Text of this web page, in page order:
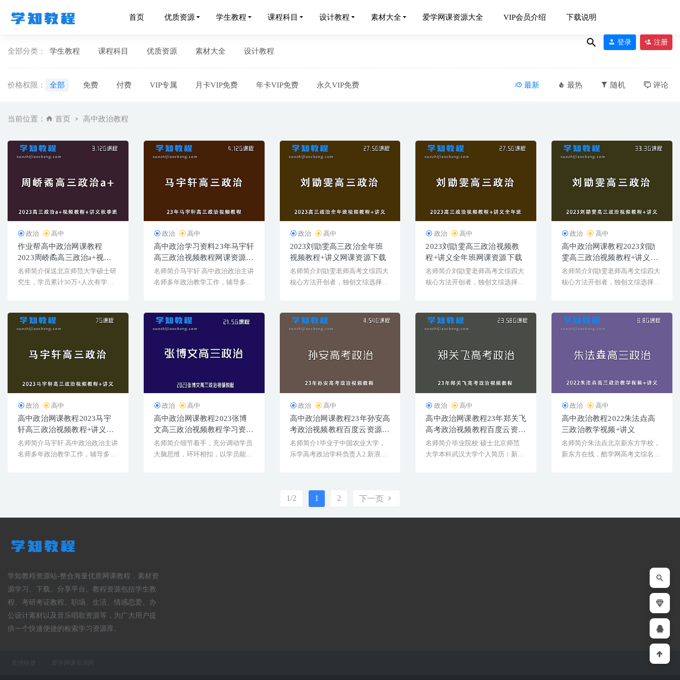
首页 优质资源 学生教程 课程科目 设计教程 素材大全 爱学网课资源大全 VIP会员介绍 下载说明
登录 注册
全部分类： 学生教程 课程科目 优质资源 素材大全 设计教程
价格权限： 全部 免费 付费 VIP专属 月卡VIP免费 年卡VIP免费 永久VIP免费 最新 最热 随机 评论
当前位置： 首页 高中政治教程
政治 高中
作业帮高中政治网课教程
2023周峤矞高三政治a+视频
教程+讲义秋季班
名师简介保送北京师范大学硕士研
究生，学员累计30万+人次有学员
政治 高中
高中政治学习资料23年马宇轩
高三政治视频教程网课资源下
载
名师简介马宇轩 高中政治政治主讲
名师多年政治教学工作，辅导多人
政治 高中
2023刘勖雯高三政治全年班
视频教程+讲义网课资源下载
名师简介刘勖雯老师高考文综四大
核心方法开创者，独创文综选择题
政治 高中
2023刘勖雯高三政治视频教
程+讲义全年班网课资源下载
名师简介刘勖雯老师高考文综四大
核心方法开创者，独创文综选择题
政治 高中
高中政治网课教程2023刘勖
雯高三政治视频教程+讲义学
习资料下载
名师简介刘勖雯老师高考文综四大
核心方法开创者，独创文综选择题
政治 高中
高中政治网课教程2023马宇
轩高三政治视频教程+讲义学
习资料下载
名师简介马宇轩 高中政治政治主讲
名师多年政治教学工作，辅导多人
政治 高中
高中政治网课教程2023张博
文高三政治视频教程学习资料
下载
名师简介细节着手，充分调动学员
大脑思维，环环相扣，以学员能运
政治 高中
高中政治网课教程23年孙安高
考政治视频教程百度云资源下
载
名师简介1毕业于中国农业大学，
乐学高考政治学科负责人2.新浪教
政治 高中
高中政治网课教程23年郑关飞
高考政治视频教程百度云资源
下载暑假班
名师简介毕业院校:硕士北京师范
大学本科武汉大学个人简历︰新东
政治 高中
高中政治教程2022朱法垚高
三政治教学视频+讲义
名师简介朱法垚北京新东方学校，
新东方在线，酷学网高考文综名
1/2 1 2 下一页
学知教程资源站-整合海量优质网课教程，素材资
源学习、下载、分享平台。教程资源包括学生教
程、考研考证教程、职场、生活、情感恋爱、办
公设计素材以及音乐唱歌资源等，为广大用户提
供一个快速便捷的检索学习资源库。
爱学网课资源网
超级记忆法32天练就超级记忆的最强大脑 2023-05-27
个人魅力提升术-个人魅力快速提升 2023-03-25